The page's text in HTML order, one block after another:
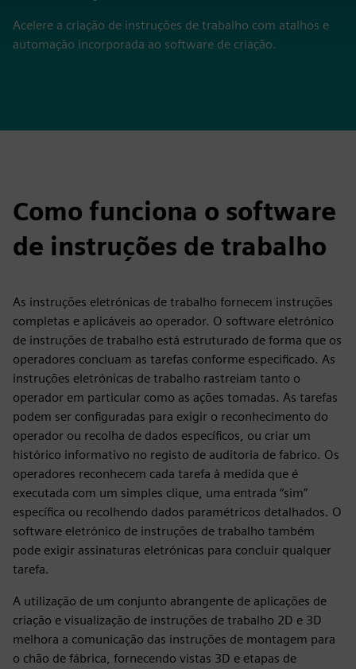
Acelere a criação de instruções de trabalho com atalhos e
automação incorporada ao software de criação.
Como funciona o software
de instruções de trabalho
As instruções eletrónicas de trabalho fornecem instruções
completas e aplicáveis ao operador. O software eletrónico
de instruções de trabalho está estruturado de forma que os
operadores concluam as tarefas conforme especificado. As
instruções eletrónicas de trabalho rastreiam tanto o
operador em particular como as ações tomadas. As tarefas
podem ser configuradas para exigir o reconhecimento do
operador ou recolha de dados específicos, ou criar um
histórico informativo no registo de auditoria de fabrico. Os
operadores reconhecem cada tarefa à medida que é
executada com um simples clique, uma entrada “sim”
específica ou recolhendo dados paramétricos detalhados. O
software eletrónico de instruções de trabalho também
pode exigir assinaturas eletrónicas para concluir qualquer
tarefa.
A utilização de um conjunto abrangente de aplicações de
criação e visualização de instruções de trabalho 2D e 3D
melhora a comunicação das instruções de montagem para
o chão de fábrica, fornecendo vistas 3D e etapas de